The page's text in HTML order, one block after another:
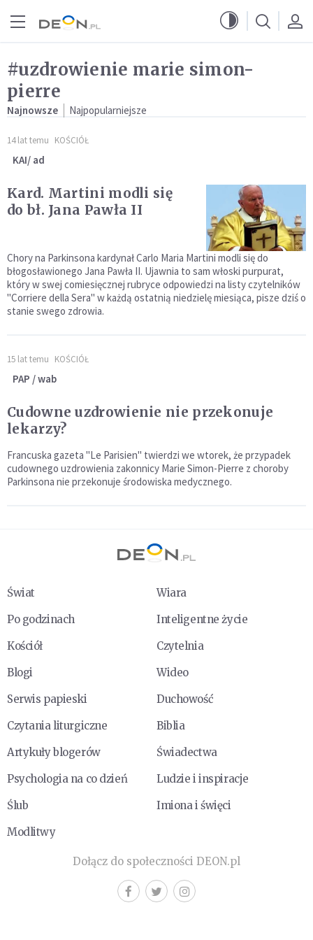
#uzdrowienie marie simon-
pierre
Najnowsze Najpopularniejsze
14 lat temu KOŚCIÓŁ
KAI/ ad
Kard. Martini modli się
do bł. Jana Pawła II
Chory na Parkinsona kardynał Carlo Maria Martini modli się do
błogosławionego Jana Pawła II. Ujawnia to sam włoski purpurat,
który w swej comiesięcznej rubryce odpowiedzi na listy czytelników
"Corriere della Sera" w każdą ostatnią niedzielę miesiąca, pisze dziś o
stanie swego zdrowia.
15 lat temu KOŚCIÓŁ
PAP / wab
Cudowne uzdrowienie nie przekonuje
lekarzy?
Francuska gazeta "Le Parisien" twierdzi we wtorek, że przypadek
cudownego uzdrowienia zakonnicy Marie Simon-Pierre z choroby
Parkinsona nie przekonuje środowiska medycznego.
Świat
Wiara
Po godzinach
Inteligentne życie
Kościół
Czytelnia
Blogi
Wideo
Serwis papieski
Duchowość
Czytania liturgiczne
Biblia
Artykuły blogerów
Świadectwa
Psychologia na co dzień
Ludzie i inspiracje
Ślub
Imiona i święci
Modlitwy
Dołącz do społeczności DEON.pl